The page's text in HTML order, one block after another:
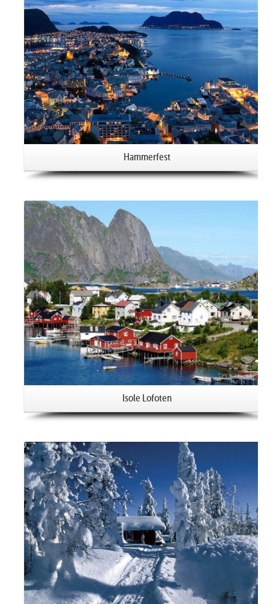
Hammerfest
Isole Lofoten